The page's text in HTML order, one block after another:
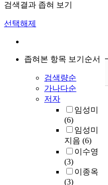
검색결과 좁혀 보기
선택해제
좁혀본 항목 보기순서
검색량순
가나다순
저자
임성미
(6)
임성미
지음 (6)
이수영
(3)
이종옥
(3)